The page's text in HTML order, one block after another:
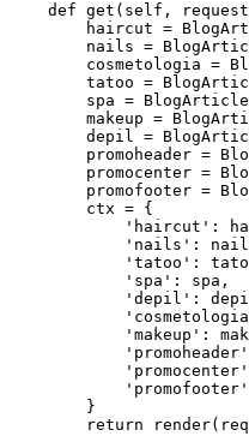
def get(self,
haircut =
nails =
cosmetologia =
tatoo =
spa =
makeup =
depil =
promoheader =
promocenter =
promofooter =
        ctx = {
'haircut':
'nails':
'tatoo':
            'spa': spa,
'depil':
'makeup':
        }
return